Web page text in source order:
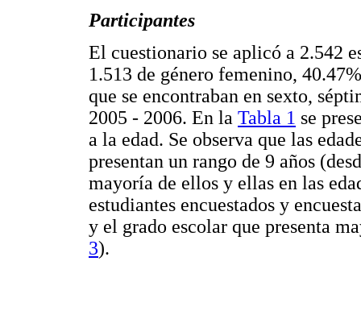
Participantes
El cuestionario se aplicó a 2.542
1.513 de género femenino,
que se encontraban en sexto,
2005 - 2006. En la Tabla 1 se
a la edad. Se observa que las
presentan un rango de 9 años
mayoría de ellos y ellas en las
estudiantes encuestados y
y el grado escolar que presenta
3).